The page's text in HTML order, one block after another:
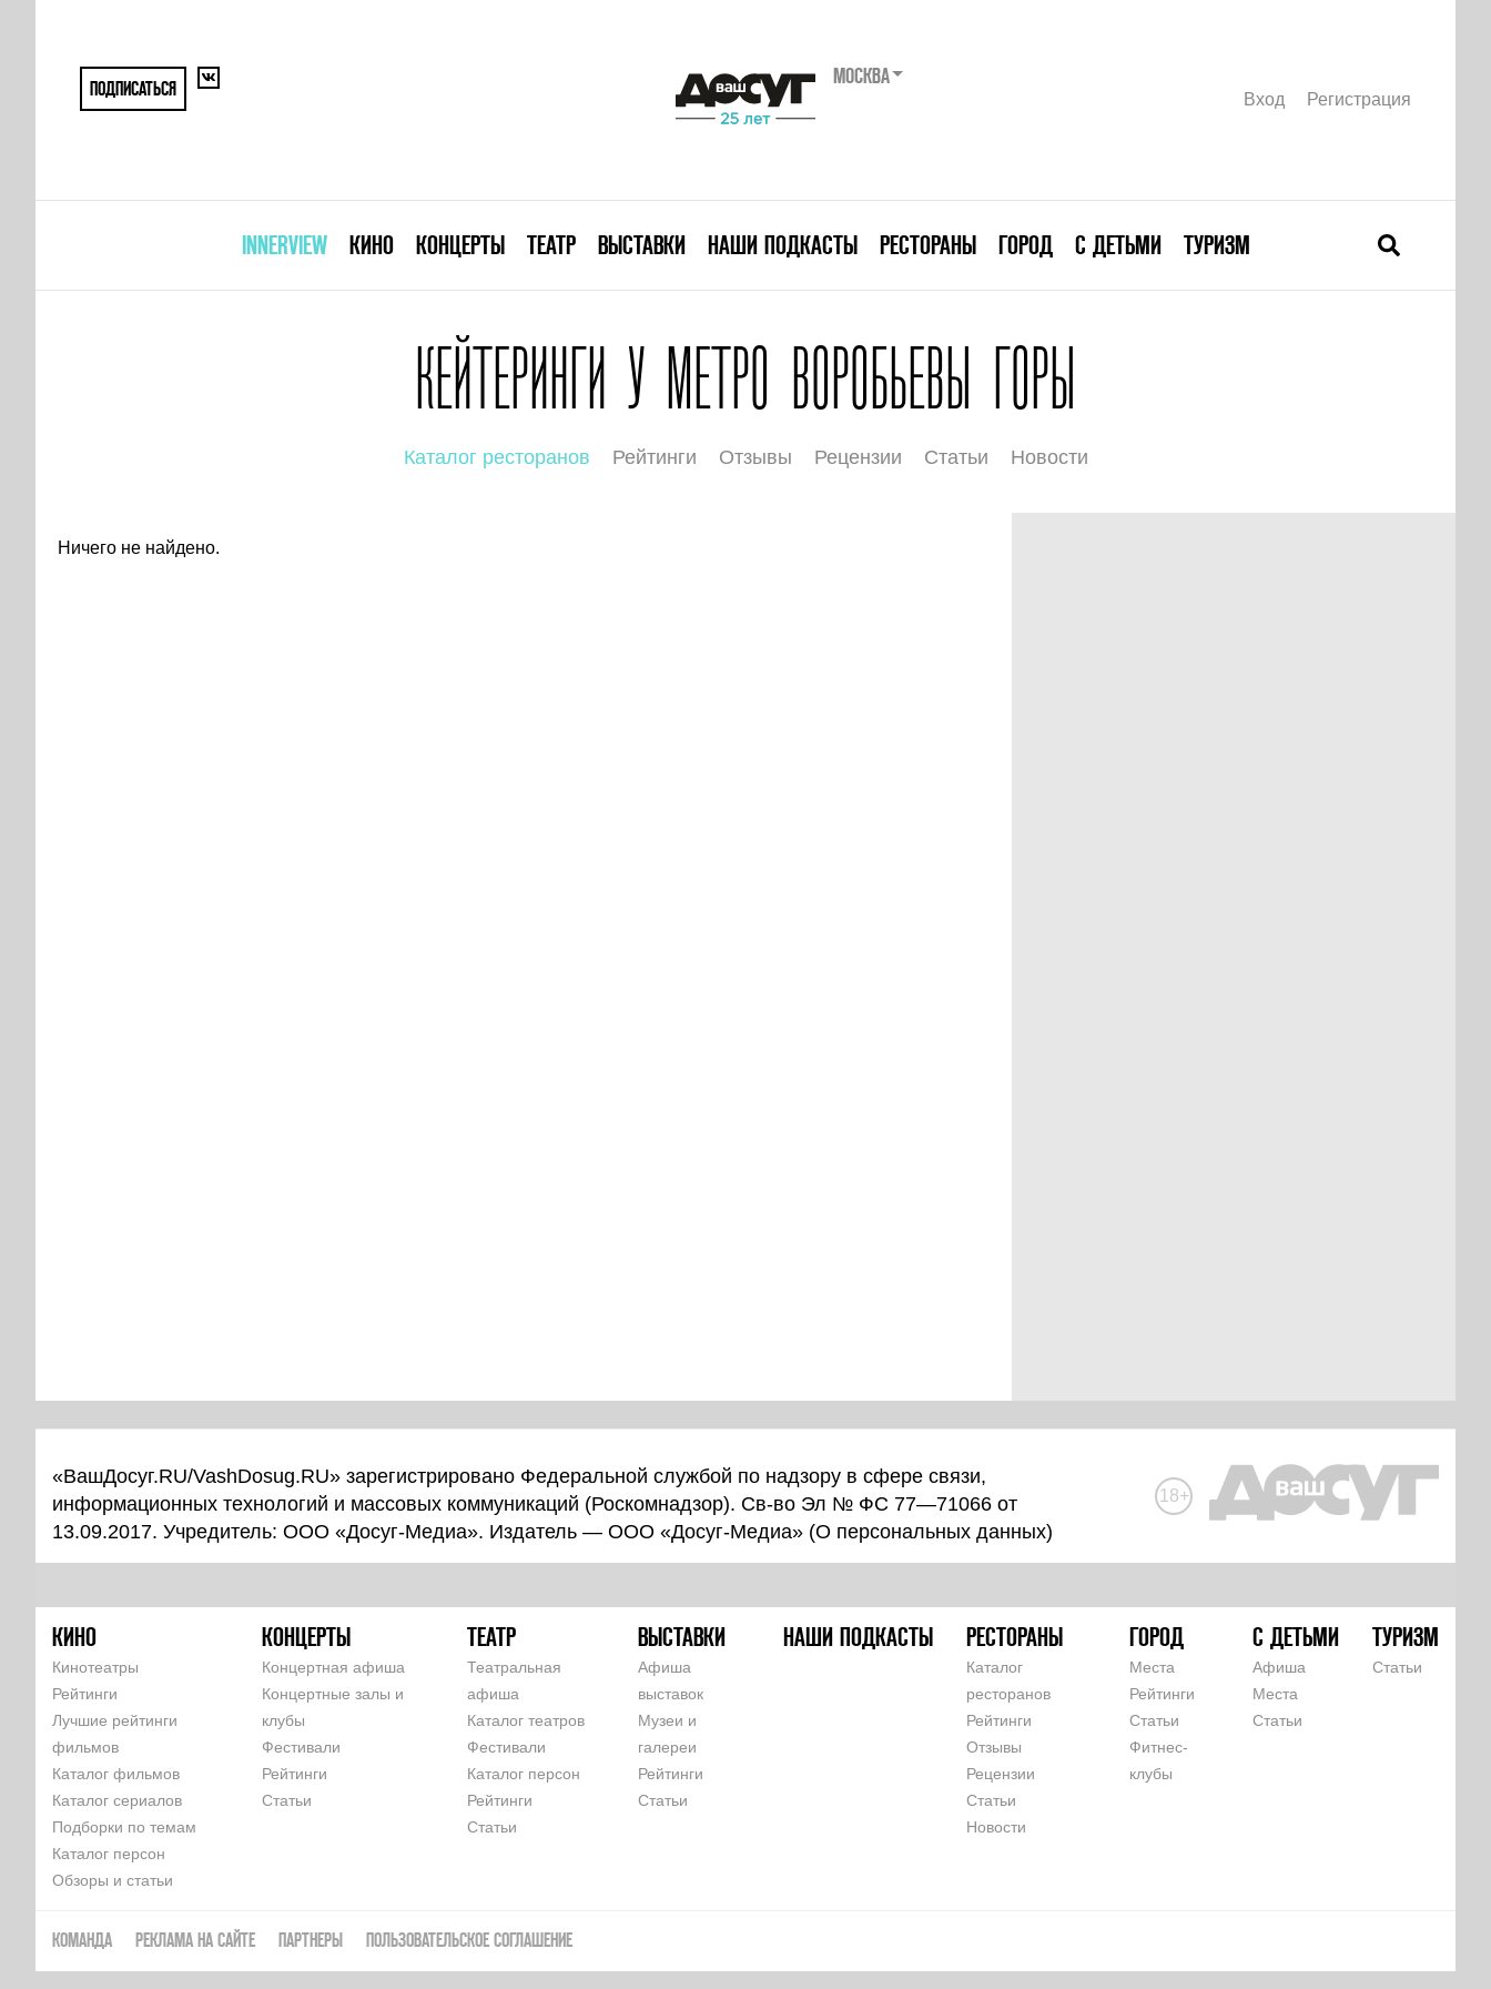
ПОДПИСАТЬСЯ
МОСКВА
Вход Регистрация
INNERVIEW КИНО КОНЦЕРТЫ ТЕАТР ВЫСТАВКИ НАШИ ПОДКАСТЫ РЕСТОРАНЫ ГОРОД С ДЕТЬМИ ТУРИЗМ
КЕЙТЕРИНГИ У МЕТРО ВОРОБЬЕВЫ ГОРЫ
Каталог ресторанов Рейтинги Отзывы Рецензии Статьи Новости
Ничего не найдено.
«ВашДосуг.RU/VashDosug.RU» зарегистрировано Федеральной службой по надзору в сфере связи,
информационных технологий и массовых коммуникаций (Роскомнадзор). Св-во Эл № ФС 77—71066 от
13.09.2017. Учредитель: ООО «Досуг-Медиа». Издатель — ООО «Досуг-Медиа» (О персональных данных)
18+
КИНО
Кинотеатры
Рейтинги
Лучшие рейтинги
фильмов
Каталог фильмов
Каталог сериалов
Подборки по темам
Каталог персон
Обзоры и статьи
КОНЦЕРТЫ
Концертная афиша
Концертные залы и
клубы
Фестивали
Рейтинги
Статьи
ТЕАТР
Театральная
афиша
Каталог театров
Фестивали
Каталог персон
Рейтинги
Статьи
ВЫСТАВКИ
Афиша
выставок
Музеи и
галереи
Рейтинги
Статьи
НАШИ ПОДКАСТЫ РЕСТОРАНЫ
Каталог
ресторанов
Рейтинги
Отзывы
Рецензии
Статьи
Новости
ГОРОД
Места
Рейтинги
Статьи
Фитнес-
клубы
С ДЕТЬМИ
Афиша
Места
Статьи
ТУРИЗМ
Статьи
КОМАНДА РЕКЛАМА НА САЙТЕ ПАРТНЕРЫ ПОЛЬЗОВАТЕЛЬСКОЕ СОГЛАШЕНИЕ